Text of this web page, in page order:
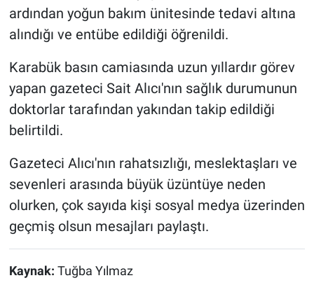
ardından yoğun bakım ünitesinde tedavi altına
alındığı ve entübe edildiği öğrenildi.
Karabük basın camiasında uzun yıllardır görev
yapan gazeteci Sait Alıcı'nın sağlık durumunun
doktorlar tarafından yakından takip edildiği
belirtildi.
Gazeteci Alıcı'nın rahatsızlığı, meslektaşları ve
sevenleri arasında büyük üzüntüye neden
olurken, çok sayıda kişi sosyal medya üzerinden
geçmiş olsun mesajları paylaştı.
Kaynak: Tuğba Yılmaz